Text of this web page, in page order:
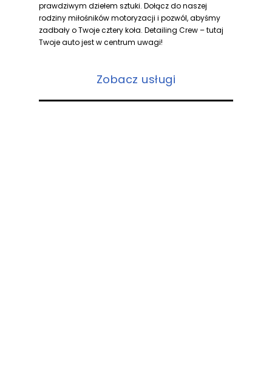
prawdziwym dziełem sztuki. Dołącz do naszej
rodziny miłośników motoryzacji i pozwól, abyśmy
zadbały o Twoje cztery koła. Detailing Crew – tutaj
Twoje auto jest w centrum uwagi!
Zobacz usługi